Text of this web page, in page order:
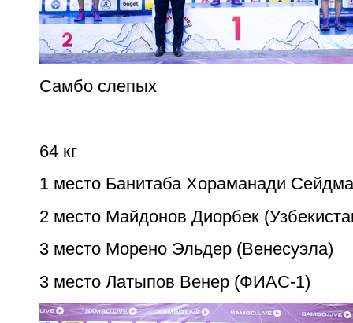
Самбо слепых
64 кг
1 место Банитаба Хораманади
2 место Майдонов Диорбек
3 место Морено Эльдер (Венесуэла)
3 место Латыпов Венер (ФИАС-1)